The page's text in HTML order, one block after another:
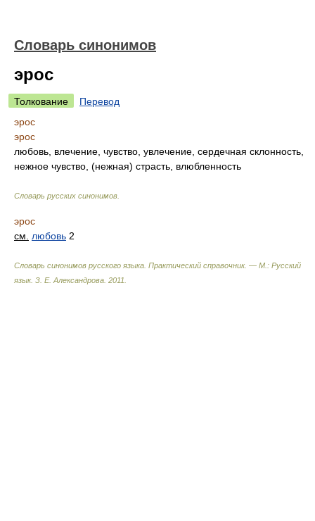
Словарь синонимов
эрос
Толкование
Перевод
эрос
эрос
любовь, влечение, чувство, увлечение, сердечная склонность,
нежное чувство, (нежная) страсть, влюбленность
Словарь русских синонимов
эрос
см.
любовь 2
Словарь синонимов русского языка. Практический справочник. — М.: Русский
язык. З. Е. Александрова 2011